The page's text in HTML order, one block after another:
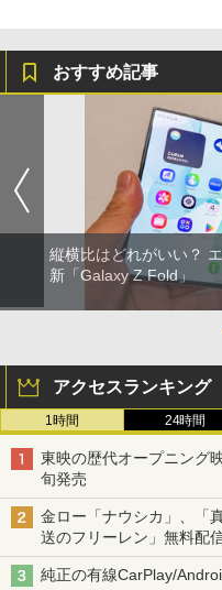
おすすめ記事
縦横比はどれがいい？
新「Galaxy Z Fold」
アクセスランキング
1時間 24時間
東映の歴代オープニング
旬発売
金ロー「ナウシカ」、「
送のフリーレン」無料配
純正の有線CarPlay/